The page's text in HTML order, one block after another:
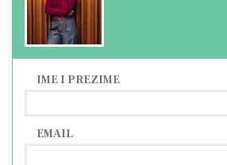
IME I PREZIME
EMAIL